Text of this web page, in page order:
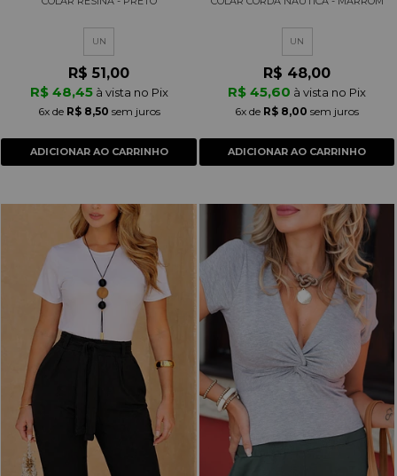
UN
R$ 51,00
R$ 48,45 à vista no Pix
6xde R$ 8,50 sem juros
ADICIONAR AO CARRINHO
UN
R$ 48,00
R$ 45,60 à vista no Pix
6x de R$ 8,00 sem juros
ADICIONAR AO CARRINHO